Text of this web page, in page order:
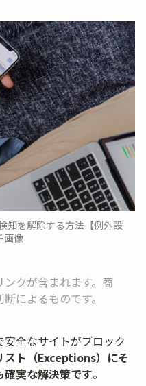
を解除する方法【例外設
画像
クが含まれます。商
によるものです。
全なサイトがブロック
スト（Exceptions）にそ
実な解決策です。